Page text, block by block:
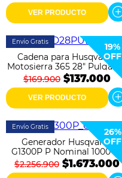
VER PRODUCTO
Envío Gratis
19%
OFF
Cadena para Husqvarna
Motosierra 365 28" Pulgadas
3/8 1.5 mm
$169.900 $137.000
VER PRODUCTO
Envío Gratis
26%
OFF
Generador Husqvarna
G1300P P Nominal 1000 W
$2.256.900 $1.673.000